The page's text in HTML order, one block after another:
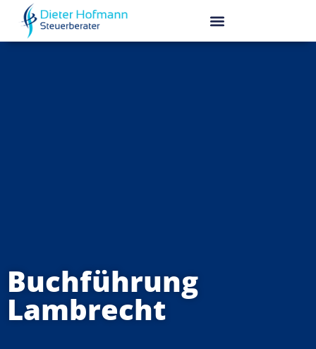
Buchführung
Lambrecht